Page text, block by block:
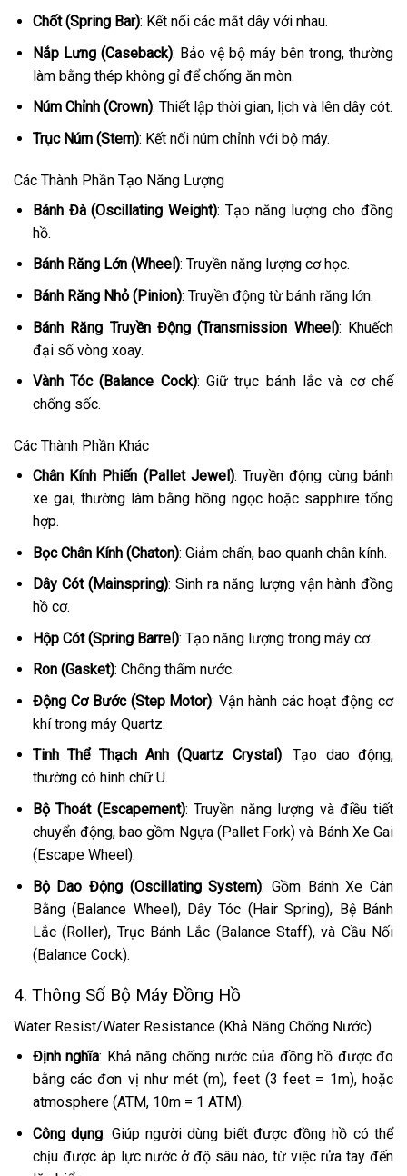
Chốt (Spring Bar): Kết nối các mắt dây với nhau.
Nắp Lưng (Caseback): Bảo vệ bộ máy bên trong, thường
làm bằng thép không gỉ để chống ăn mòn.
Núm Chỉnh (Crown): Thiết lập thời gian, lịch và lên dây cót.
Trục Núm (Stem): Kết nối núm chỉnh với bộ máy.
Các Thành Phần Tạo Năng Lượng
Bánh Đà (Oscillating Weight): Tạo năng lượng cho đồng
hồ.
Bánh Răng Lớn (Wheel): Truyền năng lượng cơ học.
Bánh Răng Nhỏ (Pinion): Truyền động từ bánh răng lớn.
Bánh Răng Truyền Động (Transmission Wheel): Khuếch
đại số vòng xoay.
Vành Tóc (Balance Cock): Giữ trục bánh lắc và cơ chế
chống sốc.
Các Thành Phần Khác
Chân Kính Phiến (Pallet Jewel): Truyền động cùng bánh
xe gai, thường làm bằng hồng ngọc hoặc sapphire tổng
hợp.
Bọc Chân Kính (Chaton): Giảm chấn, bao quanh chân kính.
Dây Cót (Mainspring): Sinh ra năng lượng vận hành đồng
hồ cơ.
Hộp Cót (Spring Barrel): Tạo năng lượng trong máy cơ.
Ron (Gasket): Chống thấm nước.
Động Cơ Bước (Step Motor): Vận hành các hoạt động cơ
khí trong máy Quartz.
Tinh Thể Thạch Anh (Quartz Crystal): Tạo dao động,
thường có hình chữ U.
Bộ Thoát (Escapement): Truyền năng lượng và điều tiết
chuyển động, bao gồm Ngựa (Pallet Fork) và Bánh Xe Gai
(Escape Wheel).
Bộ Dao Động (Oscillating System): Gồm Bánh Xe Cân
Bằng (Balance Wheel), Dây Tóc (Hair Spring), Bệ Bánh
Lắc (Roller), Trục Bánh Lắc (Balance Staff), và Cầu Nối
(Balance Cock).
4. Thông Số Bộ Máy Đồng Hồ
Water Resist/Water Resistance (Khả Năng Chống Nước)
Định nghĩa: Khả năng chống nước của đồng hồ được đo
bằng các đơn vị như mét (m), feet (3 feet = 1m), hoặc
atmosphere (ATM, 10m = 1 ATM).
Công dụng: Giúp người dùng biết được đồng hồ có thể
chịu được áp lực nước ở độ sâu nào, từ việc rửa tay đến